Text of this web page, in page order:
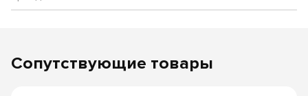
Сопутствующие товары